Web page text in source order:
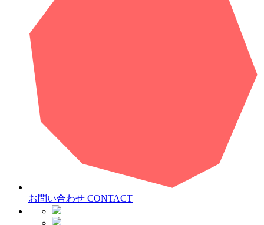
お問い合わせ CONTACT